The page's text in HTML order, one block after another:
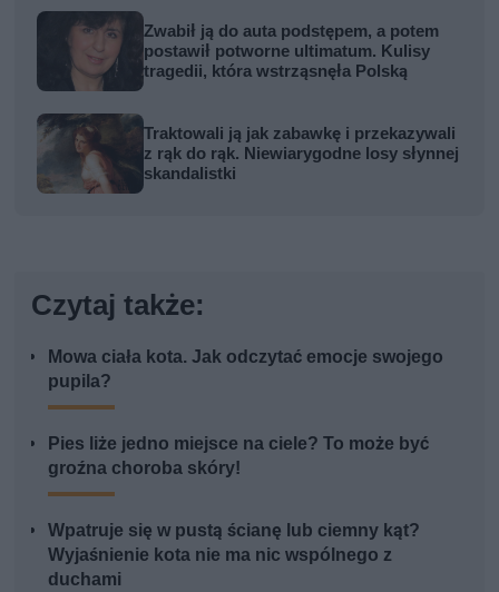
Zwabił ją do auta podstępem, a potem
postawił potworne ultimatum. Kulisy
tragedii, która wstrząsnęła Polską
Traktowali ją jak zabawkę i przekazywali
z rąk do rąk. Niewiarygodne losy słynnej
skandalistki
Czytaj także:
Mowa ciała kota. Jak odczytać emocje swojego
pupila?
Pies liże jedno miejsce na ciele? To może być
groźna choroba skóry!
Wpatruje się w pustą ścianę lub ciemny kąt?
Wyjaśnienie kota nie ma nic wspólnego z
duchami